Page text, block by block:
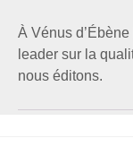
À Vénus
leader sur la
nous éditons.